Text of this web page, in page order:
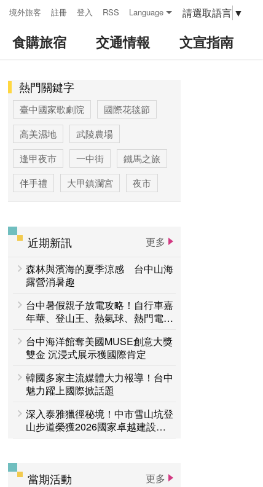
境外旅客 註冊 登入 RSS Language 請選取語言 ▼
食購旅宿 交通情報 文宣指南
熱門關鍵字
臺中國家歌劇院
國際花毯節
高美濕地
武陵農場
逢甲夜市
一中街
鐵馬之旅
伴手禮
大甲鎮瀾宮
夜市
台中活動
主題遊程
台中国家歌剧院
近期新訊
更多
森林與濱海的夏季涼感 台中山海
露營消暑趣
台中暑假親子放電攻略！自行車嘉
年華、登山王、熱氣球、熱門電影
台中海洋館奪美國MUSE創意大獎
雙金 沉浸式展示獲國際肯定
韓國多家主流媒體大力報導！台中
魅力躍上國際掀話題
深入泰雅獵徑秘境！中市雪山坑登
山步道榮獲2026國家卓越建設獎
「金質獎」
當期活動
更多